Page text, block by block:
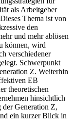
als Arbeitgeber
Thema ist von
den
und mehr ablösen
können, wird
verschiedener
Schwerpunkt
Z. Weiterhin
EB
theoretischen
hinsichtlich
Generation Z,
ein kurzer Blick in